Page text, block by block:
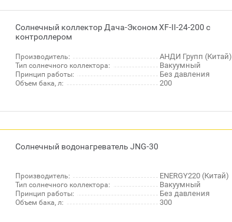
Солнечный коллектор Дача-Эконом XF-II-24-200 с
контроллером
Производитель: АНДИ Групп (Китай)
Тип солнечного коллектора: Вакуумный
Принцип работы: Без давления
Объем бака, л: 200
Солнечный водонагреватель JNG-30
Производитель: ENERGY220 (Китай)
Тип солнечного коллектора: Вакуумный
Принцип работы: Без давления
Объем бака, л: 300